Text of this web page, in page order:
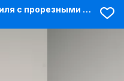
Зеленые брюки из текстиля с прорезными карманами